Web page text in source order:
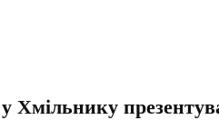
Хмільнику